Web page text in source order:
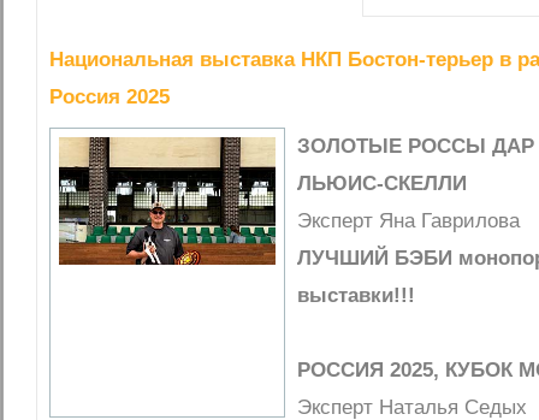
Национальная выставка НКП Бостон-терьер в
Россия 2025
ЗОЛОТЫЕ РОССЫ
ЛЬЮИС-СКЕЛЛИ
Эксперт Яна Гаврилова
ЛУЧШИЙ БЭБИ
выставки!!!
РОССИЯ 2025, КУБОК
Эксперт Наталья Седых